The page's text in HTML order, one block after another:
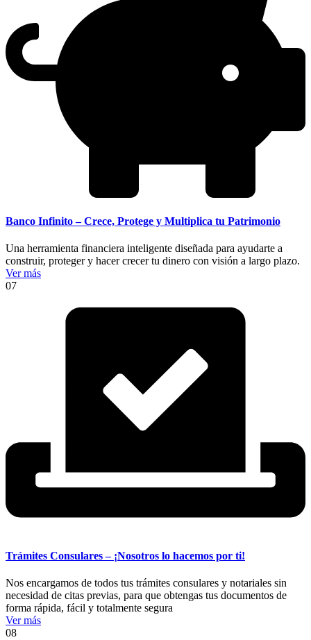
Banco Infinito – Crece, Protege y Multiplica tu Patrimonio
Una herramienta financiera inteligente diseñada para ayudarte a
construir, proteger y hacer crecer tu dinero con visión a largo plazo.
Ver más
07
Trámites Consulares – ¡Nosotros lo hacemos por ti!
Nos encargamos de todos tus trámites consulares y notariales sin
necesidad de citas previas, para que obtengas tus documentos de
forma rápida, fácil y totalmente segura
Ver más
08